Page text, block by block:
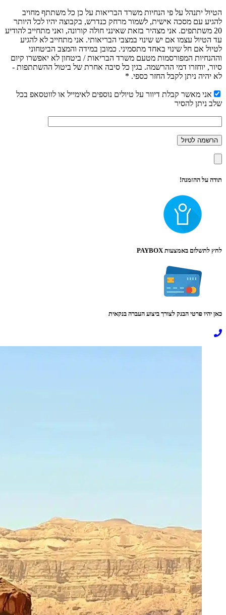
הטיול יתנהל על פי הנחיות משרד הבריאות על כן כל משתתף מחויב
להגיע עם מסכה אישית, לשמור מרחק כנדרש, בקבוצה יהיו לכל היותר
20 משתתפים. אני מצהיר בזאת שאינני חולה קורונה, ואני מתחייב להודיע
עד הטיול עצמו אם יש שינוי במצבי הבריאותי. אני מתחייב לא להגיע
לטיול אם חל שינוי באחד מתסמיני. כמובן במידה והמצב הביטחוני
וההנחיות המפורסמות מטעם משרד הבריאות / ביטחון לא יאפשרו קיום
סיור, יוחזרו דמי ההרשמה. בגין כל סיבה אחרת של ביטול ההשתתפות -
לא יהיה ניתן לקבל החזר כספי. *
אני מאשר קבלת דיוור על טיולים נוספים לאימייל או לווטסאפ בכל
שלב ניתן להסיר
תודה על ההזמנה!
לחץ לתשלום באמצעות PAYBOX
כאן יהיו פרטי הבנק לצורך ביצוע העברה בנקאית